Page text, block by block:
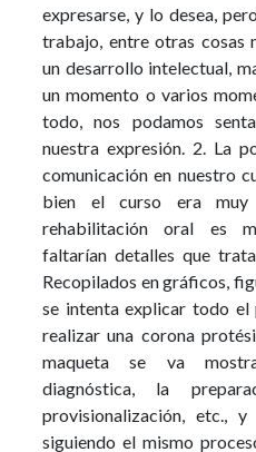
expresarse, y lo desea,
trabajo, entre otras cosas
un desarrollo intelectual,
un momento o varios
todo, nos podamos
nuestra expresión. 2. La
comunicación en nuestro
bien el curso era
rehabilitación oral es
faltarían detalles que
Recopilados en gráficos,
se intenta explicar todo el
realizar una corona
maqueta se va
diagnóstica, la
provisionalización, etc.,
siguiendo el mismo